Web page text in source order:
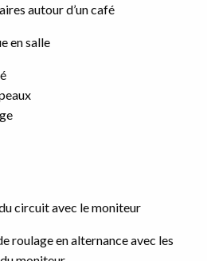
autour d’un café
en salle
circuit avec le moniteur
roulage en alternance avec les